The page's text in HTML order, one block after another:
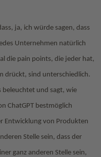
ja, ich würde sagen, dass
Unternehmen natürlich
die pain points, die jeder hat,
drückt, sind unterschiedlich.
beleuchtet und sagt, wie
ChatGPT bestmöglich
Entwicklung von Produkten
Stelle sein, dass der
ganz anderen Stelle sein,